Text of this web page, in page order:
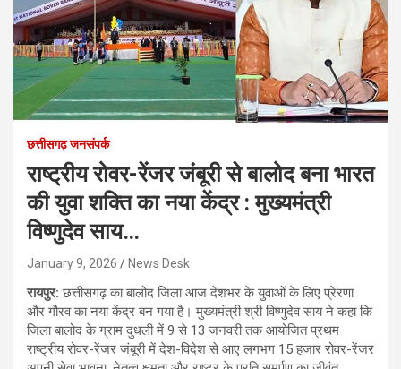
छत्तीसगढ़ जनसंपर्क
राष्ट्रीय रोवर-रेंजर जंबूरी से बालोद बना भारत
की युवा शक्ति का नया केंद्र : मुख्यमंत्री
विष्णुदेव साय…
January 9, 2026 News Desk
रायपुर:छत्तीसगढ़ का बालोद जिला आज देशभर के युवाओं के लिए प्रेरणा
और गौरव का नया केंद्र बन गया है। मुख्यमंत्री श्री विष्णुदेव साय ने कहा कि
जिला बालोद के ग्राम दुधली में 9 से 13 जनवरी तक आयोजित प्रथम
राष्ट्रीय रोवर-रेंजर जंबूरी में देश-विदेश से आए लगभग 15 हजार रोवर-रेंजर